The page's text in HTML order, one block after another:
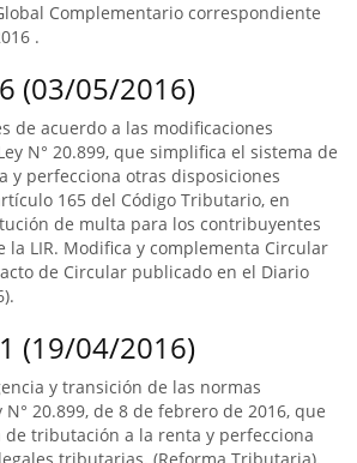
Complementario correspondiente
.
(03/05/2016)
de acuerdo a las modificaciones
N° 20.899, que simplifica el sistema de
y perfecciona otras disposiciones
165 del Código Tributario, en
de multa para los contribuyentes
la LIR. Modifica y complementa Circular
de Circular publicado en el Diario
(19/04/2016)
y transición de las normas
20.899, de 8 de febrero de 2016, que
tributación a la renta y perfecciona